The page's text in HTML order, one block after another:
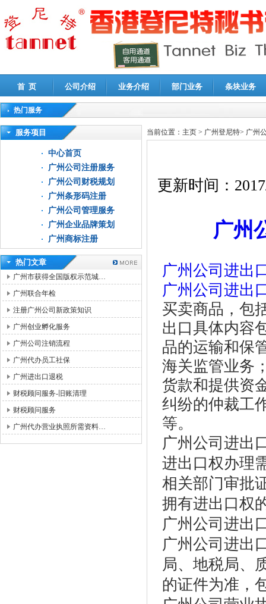
首 页 公司介绍 业务介绍 部门业务 条块业务
热门服务
高新技术企业认定审计|企业所得税汇算清缴申报鉴证
服务项目
中心首页
广州公司注册服务
广州公司财税规划
广州条形码注册
广州公司管理服务
广州企业品牌策划
广州商标注册
热门文章
广州市获得全国版权示范城…
广州联合年检
注册广州公司新政策知识
广州创业孵化服务
广州公司注销流程
广州代办员工社保
广州进出口退税
财税顾问服务-旧账清理
财税顾问服务
广州代办营业执照所需资料…
当前位置： 主页 > 广州登尼特> 广州
更新时间：
广州
广州公司进出
广州公司进出
买卖商品，包
出口具体内容
品的运输和保
海关监管业务
货款和提供资
纠纷的仲裁工
等。
广州公司进出
进出口权办理
相关部门审批
拥有进出口权
广州公司进出
广州公司进出
局、地税局、
的证件为准，